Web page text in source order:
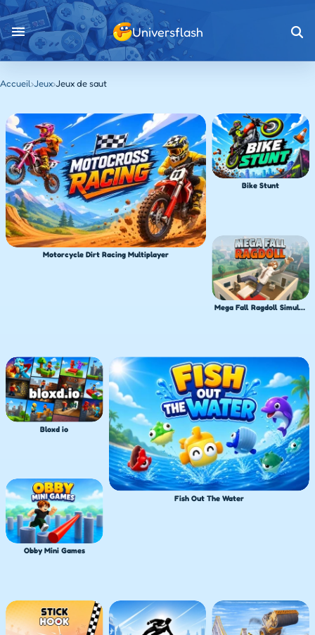
Universflash
Accueil›Jeux›Jeux de saut
Motorcycle Dirt Racing Multiplayer
Bike Stunt
Mega Fall Ragdoll Simulator
Bloxd io
Obby Mini Games
Fish Out The Water